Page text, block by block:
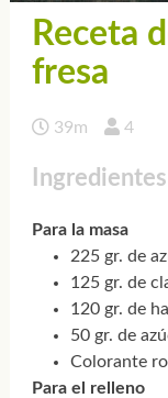
Receta
fresa
39m 4
Ingredientes
Para la masa
225 gr. de
125 gr. de
120 gr. de
50 gr. de
Colorante
Para el relleno